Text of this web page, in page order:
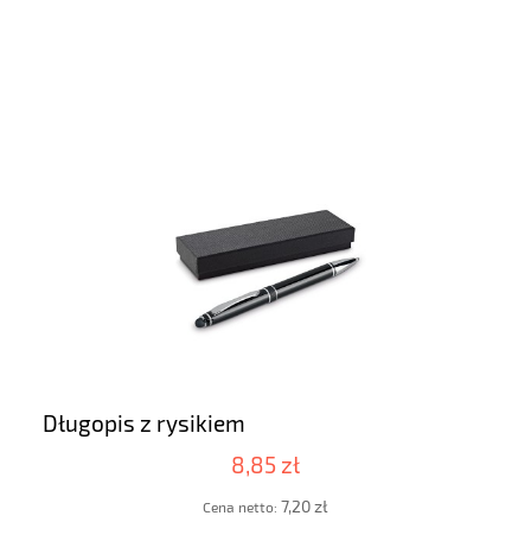
Długopis z rysikiem
8,85 zł
Cena netto: 7,20 zł